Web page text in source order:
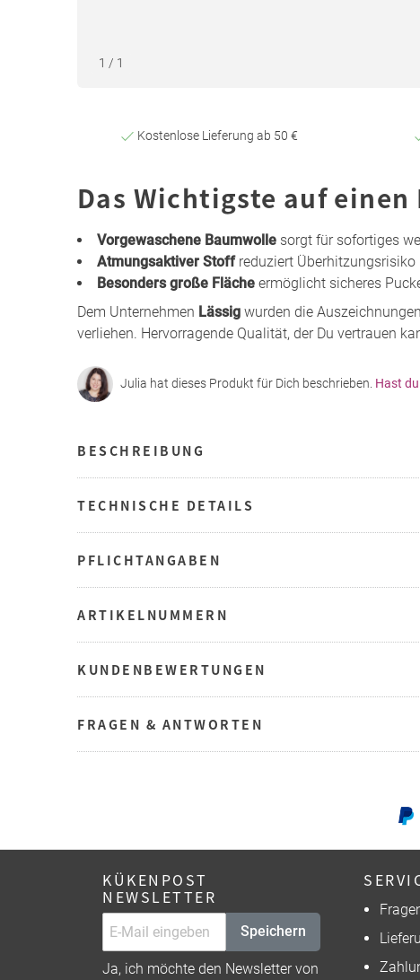
1 / 1
Kostenlose Lieferung ab 50 €
Das Wichtigste auf einen
Vorgewaschene Baumwolle sorgt für sofortiges
Atmungsaktiver Stoffreduziert Überhitzungsrisiko
Besonders große Fläche ermöglicht sicheres
Dem Unternehmen Lässig wurden die
verliehen. Hervorragende Qualität, der Du vertrauen
Julia hat dieses Produkt für Dich beschrieben. Hast
BESCHREIBUNG
TECHNISCHE DETAILS
PFLICHTANGABEN
ARTIKELNUMMERN
KUNDENBEWERTUNGEN
FRAGEN & ANTWORTEN
KÜKENPOST
NEWSLETTER
Speichern
Ja, ich möchte den Newsletter von